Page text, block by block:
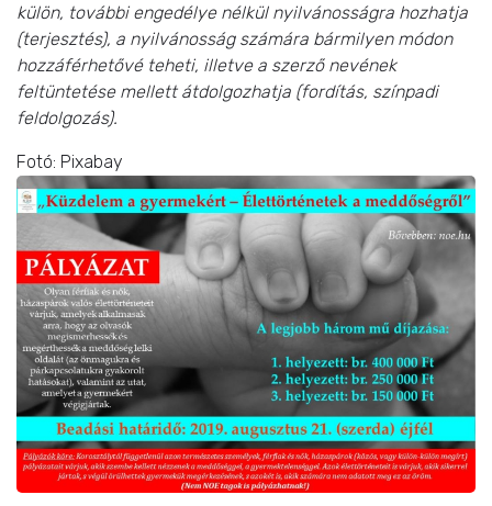
külön, további engedélye nélkül nyilvánosságra hozhatja
(terjesztés), a nyilvánosság számára bármilyen módon
hozzáférhetővé teheti, illetve a szerző nevének
feltüntetése mellett átdolgozhatja (fordítás, színpadi
feldolgozás).
Fotó: Pixabay